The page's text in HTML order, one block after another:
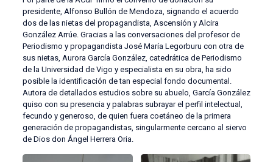
presidente, Alfonso Bullón de Mendoza, signando el acuerdo
dos de las nietas del propagandista, Ascensión y Alcira
González Arrúe. Gracias a las conversaciones del profesor de
Periodismo y propagandista José María Legorburu con otra de
sus nietas, Aurora García González, catedrática de Periodismo
de la Universidad de Vigo y especialista en su obra, ha sido
posible la identificación de tan especial fondo documental.
Autora de detallados estudios sobre su abuelo, García González
quiso con su presencia y palabras subrayar el perfil intelectual,
fecundo y generoso, de quien fuera coetáneo de la primera
generación de propagandistas, singularmente cercano al siervo
de Dios don Ángel Herrera Oria.